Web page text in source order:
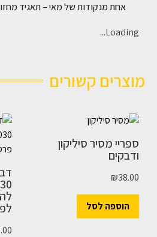
אחת מנקודות של מאי – תאגיד
Loading...
מוצרים קשורים
ספריי מסיר סיליקון
ודבקים
₪38.00
הוספה לסל